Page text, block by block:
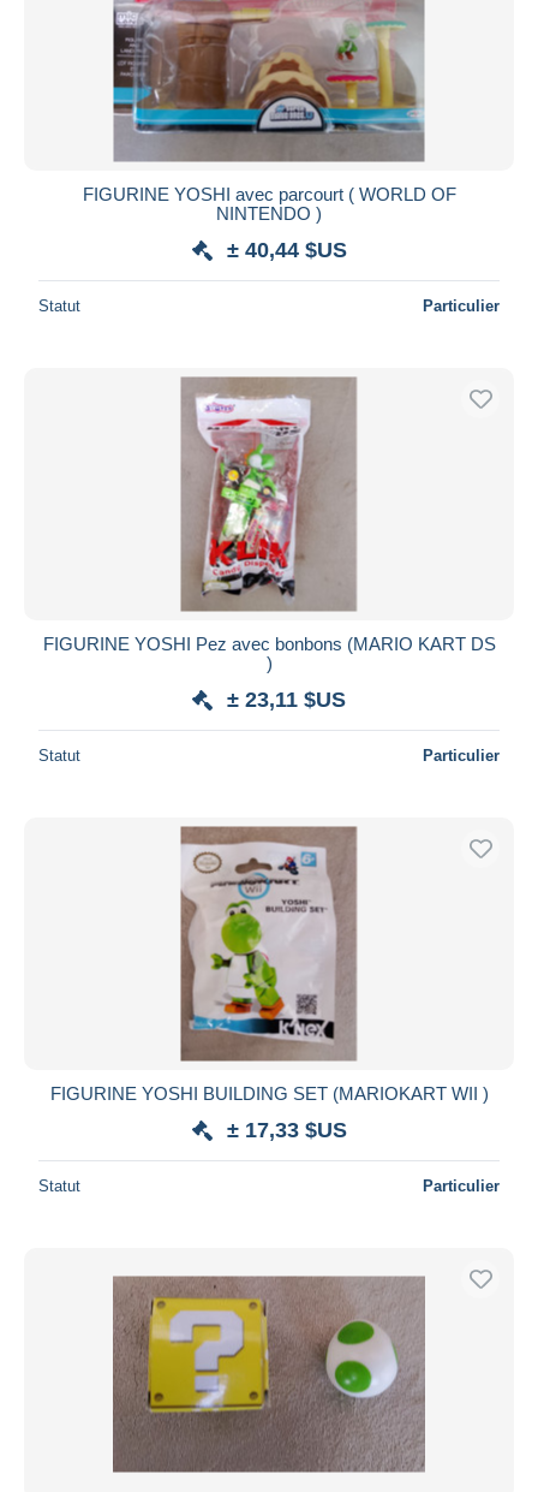
FIGURINE YOSHI avec parcourt ( WORLD OF
NINTENDO )
± 40,44 $US
Statut Particulier
FIGURINE YOSHI Pez avec bonbons (MARIO KART DS
)
± 23,11 $US
Statut Particulier
FIGURINE YOSHI BUILDING SET (MARIOKART WII )
± 17,33 $US
Statut Particulier